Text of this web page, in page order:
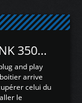
Test du boitier LINK 350Z Plugin ECU
and play
arrive
celui du
le